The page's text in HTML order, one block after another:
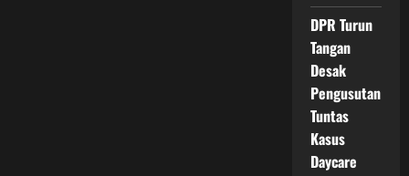
DPR Turun
Tangan
Desak
Pengusutan
Tuntas
Kasus
Daycare